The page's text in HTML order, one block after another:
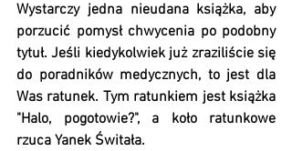
Wystarczy jedna nieudana książka, aby
porzucić pomysł chwycenia po podobny
tytuł. Jeśli kiedykolwiek już zraziliście się
do poradników medycznych, to jest dla
Was ratunek. Tym ratunkiem jest książka
"Halo, pogotowie?", a koło ratunkowe
rzuca Yanek Świtała.